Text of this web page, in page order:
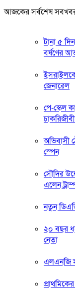
আজকের সর্বশেষ
টানা ৫
বর্ষণের
ইসরাইলকে
জেনারেল
পে-স্কেল
অভিবাসী
স্পেন
সৌদির
এলেন
নতুন
২০ বছর
নেতা
এলএনজি